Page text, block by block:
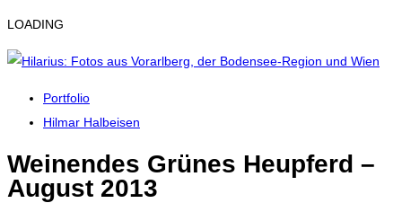
LOADING
Portfolio
Hilmar Halbeisen
Weinendes Grünes Heupferd –
August 2013